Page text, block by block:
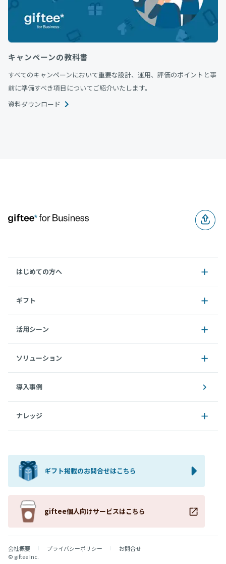
キャンペーンの教科書
すべてのキャンペーンにおいて重要な設計、運用、評価のポイントと事
前に準備すべき項目についてご紹介いたします。
資料ダウンロード
はじめての方へ
ギフト
活用シーン
ソリューション
導入事例
ナレッジ
ギフト掲載のお問合せはこちら
giftee個人向けサービスはこちら
会社概要 プライバシーポリシー
お問合せ
© giftee Inc.